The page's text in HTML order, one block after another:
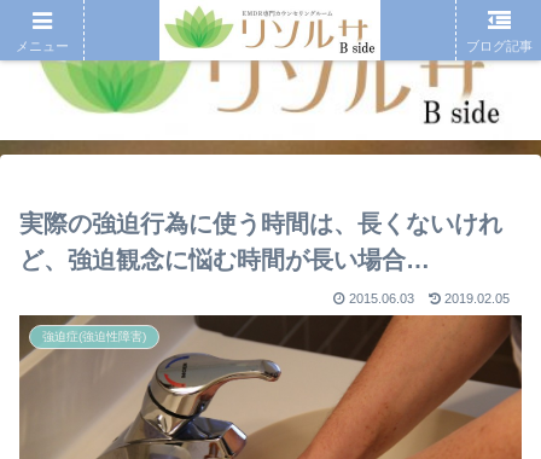
実際の強迫行為に使う時間は、長くないけれ
ど、強迫観念に悩む時間が長い場合…
2015.06.03 2019.02.05
強迫症(強迫性障害)
メニュー ブログ記事